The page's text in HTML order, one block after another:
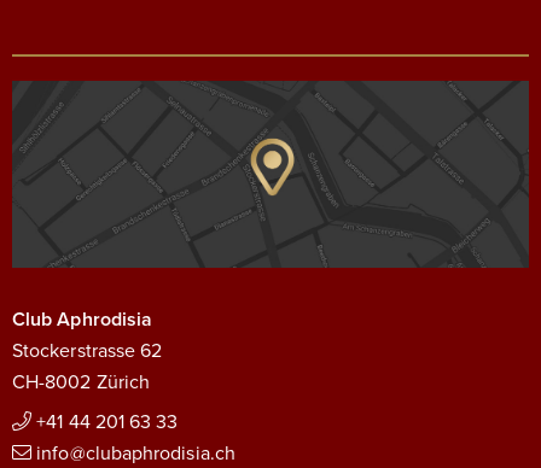
Club Aphrodisia
Stockerstrasse 62
CH-8002 Zürich
+41 44 201 63 33
info@clubaphrodisia.ch